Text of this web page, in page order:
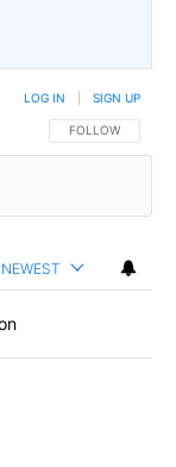
FOLLOW THIS
FOLLOW
LOG IN SIGN UP
NEWEST